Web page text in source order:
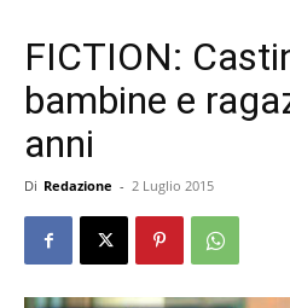
FICTION:
bambine e
anni
Di Redazione - 2 Luglio 2015